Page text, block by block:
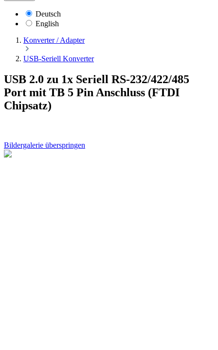
Deutsch
English
Konverter / Adapter
USB-Seriell Konverter
USB 2.0 zu 1x Seriell RS-232/422/485
Port mit TB 5 Pin Anschluss (FTDI
Chipsatz)
Bildergalerie überspringen